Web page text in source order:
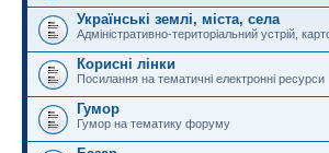
Українські землі, міста, села
Адміністративно-територіальний устрій,
Корисні лінки
Посилання на тематичні електронні ресурси
Гумор
Гумор на тематику форуму